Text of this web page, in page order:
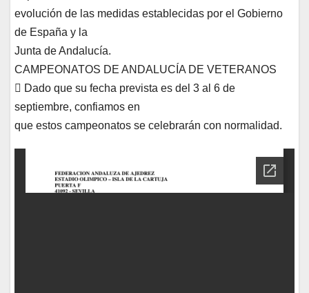
evolución de las medidas establecidas por el Gobierno
de España y la
Junta de Andalucía.
CAMPEONATOS DE ANDALUCÍA DE VETERANOS
 Dado que su fecha prevista es del 3 al 6 de
septiembre, confiamos en
que estos campeonatos se celebrarán con normalidad.